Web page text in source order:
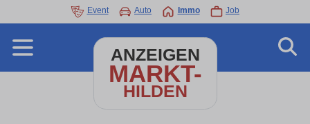
Event Auto Immo Job
ANZEIGEN
MARKT-
HILDEN